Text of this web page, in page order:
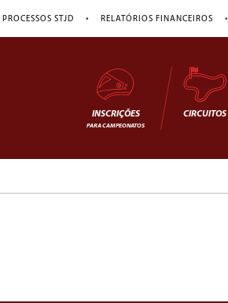
PROCESSOS STJD • RELATÓRIOS FINANCEIROS •
INSCRIÇÕES
PARA CAMPEONATOS
CIRCUITOS